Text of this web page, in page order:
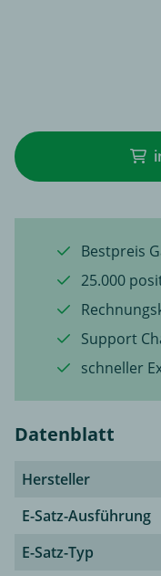
Bestpreis
25.000
Support
schneller
Datenblatt
Hersteller
E-Satz-Ausführung
E-Satz-Typ